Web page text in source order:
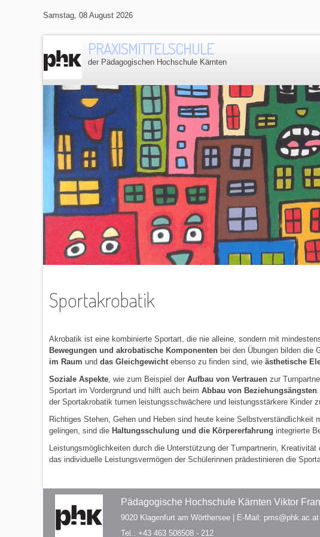
Samstag, 08 August 2026
PRAXISMITTELSCHULE
der Pädagogischen Hochschule Kärnten
Sportakrobatik
Akrobatik ist eine kombinierte Sportart, die nie alleine, sondern mit
Bewegungen und akrobatische Komponenten bei den Übungen bilden die
im Raum und das Gleichgewicht ebenso zu finden sind, wie ästhetische
Soziale Aspekte , wie zum Beispiel der Aufbau von Vertrauen zur
Sportart im Vordergrund und hilft auch beim Abbau von Beziehungsängsten
der Sportakrobatik turnen leistungsschwächere und leistungsstärkere Kinder
Richtiges Stehen, Gehen und Heben sind heute keine Selbstverständlichkeit
gelingen, sind die Haltungsschulung und die Körpererfahrung integrierte
Leistungsmöglichkeiten durch die Unterstützung der Turnpartnerin,
das individuelle Leistungsvermögen der Schülerinnen prädestinieren die
Pädagogische Hochschule Kärnten Viktor
9020 Klagenfurt am Wörthersee | E-Mail: pms@phk.ac.at
Tel.: +43 463 508508 - 212